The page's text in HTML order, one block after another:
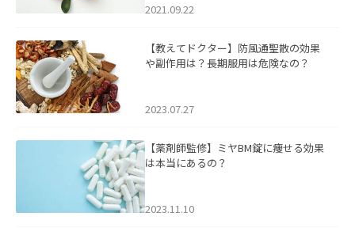
2021.09.22
【教えてドクター】防風通聖散の効果
や副作用は？長期服用は危険なの？
2023.07.27
【薬剤師監修】ミヤBM錠に痩せる効果
は本当にあるの？
2023.11.10